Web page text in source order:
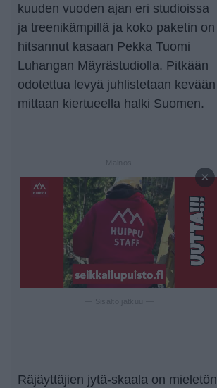
kuuden vuoden ajan eri studioissa
ja treenikämpillä ja koko paketin on
hitsannut kasaan Pekka Tuomi
Luhangan Mäyrästudiolla. Pitkään
odotettua levyä juhlistetaan kevään
mittaan kiertueella halki Suomen.
— Mainos —
×
Räjäyttäjien jytä-skaala on mieletön